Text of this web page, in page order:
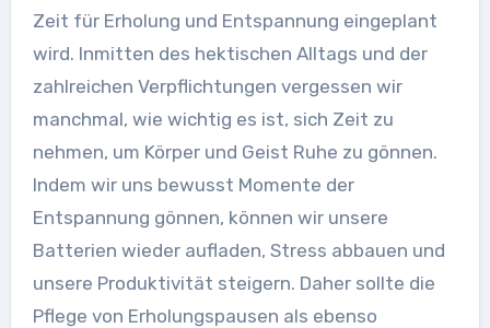
Zeit für Erholung und Entspannung eingeplant
wird. Inmitten des hektischen Alltags und der
zahlreichen Verpflichtungen vergessen wir
manchmal, wie wichtig es ist, sich Zeit zu
nehmen, um Körper und Geist Ruhe zu gönnen.
Indem wir uns bewusst Momente der
Entspannung gönnen, können wir unsere
Batterien wieder aufladen, Stress abbauen und
unsere Produktivität steigern. Daher sollte die
Pflege von Erholungspausen als ebenso